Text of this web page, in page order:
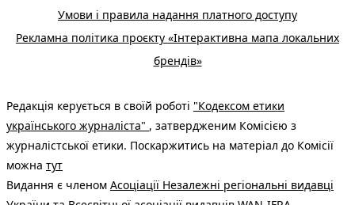
Умови і правила надання платного доступу
Рекламна політика проєкту «Інтерактивна мапа локальних
брендів»
Редакція керується в своїй роботі "Кодексом етики
українського журналіста" , затвердженим Комісією з
журналістської етики. Поскаржитись на матеріал до Комісії
можна тут
Видання є членом Асоціації Незалежні регіональні видавці